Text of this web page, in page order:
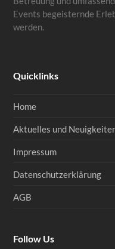
Events begeisternde
werden.
Quicklinks
Home
Aktuelles und
Impressum
Datenschutzerklärung
AGB
Follow Us